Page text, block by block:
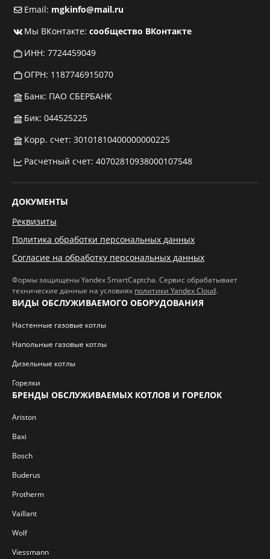
Email: mgkinfo@mail.ru
Мы ВКонтакте: сообщество ВКонтакте
ИНН: 7724459049
ОГРН: 1187746915070
Банк: ПАО СБЕРБАНК
Бик: 044525225
Корр. счет: 30101810400000000225
Расчетный счет: 40702810938000107548
ДОКУМЕНТЫ
Реквизиты
Политика обработки персональных данных
Согласие на обработку персональных данных
Формы защищены Yandex SmartCaptcha. Сервис обрабатывает
технические данные на условиях политики Yandex Cloud.
ВИДЫ ОБСЛУЖИВАЕМОГО ОБОРУДОВАНИЯ
Настенные газовые котлы
Напольные газовые котлы
Дизельные котлы
Горелки
БРЕНДЫ ОБСЛУЖИВАЕМЫХ КОТЛОВ И ГОРЕЛОК
Ariston
Baxi
Bosch
Buderus
Protherm
Vaillant
Wolf
Viessmann